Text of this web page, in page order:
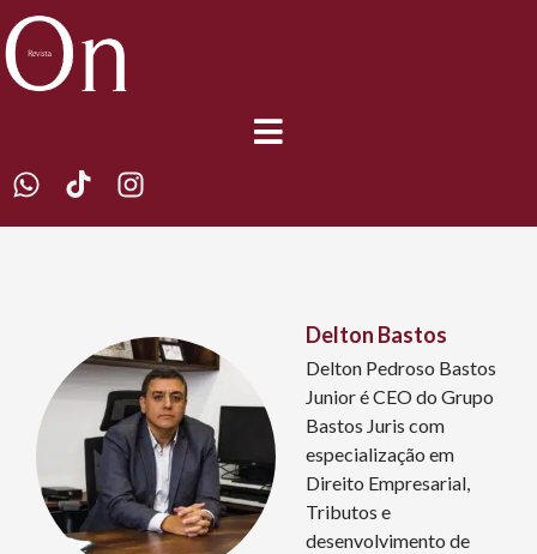
Delton Bastos
Delton Pedroso Bastos
Junior é CEO do Grupo
Bastos Juris com
especialização em
Direito Empresarial,
Tributos e
desenvolvimento de